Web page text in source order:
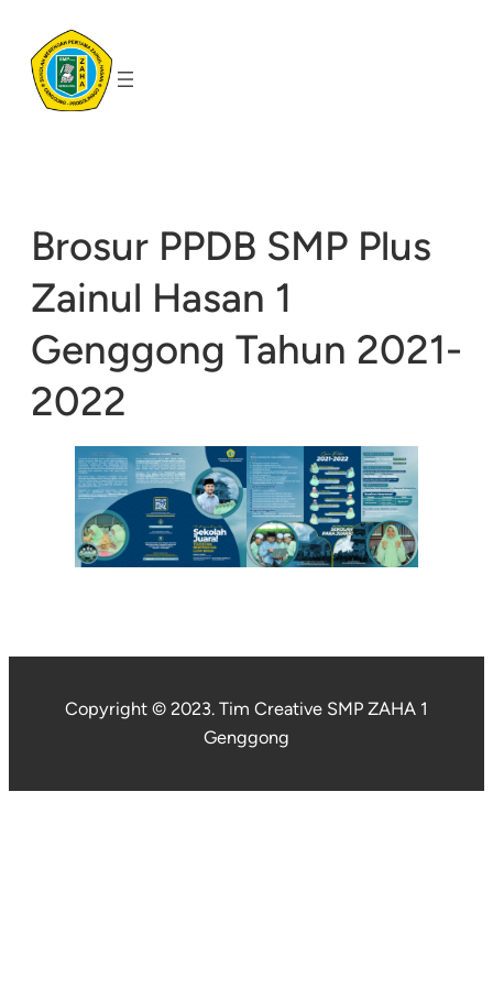
content
Brosur PPDB SMP Plus
Zainul Hasan 1
Genggong Tahun 2021-
2022
Copyright © 2023. Tim Creative SMP ZAHA 1
Genggong